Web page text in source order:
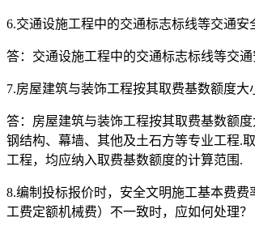
6.交通设施工程中的交通标志标线等交通安
答：交通设施工程中的交通标志标线等交
7.房屋建筑与装饰工程按其取费基数额度
答：房屋建筑与装饰工程按其取费基数额
钢结构、幕墙、其他及土石方等专业工程.
工程，均应纳入取费基数额度的计算范围.
8.编制投标报价时，安全文明施工基本费
工费定额机械费）不一致时，应如何处理？